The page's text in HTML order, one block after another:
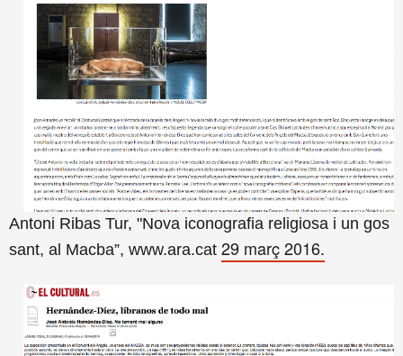
Antoni Ribas Tur, "Nova iconografia religiosa i un gos
sant, al Macba”, www.ara.cat 29 març 2016.